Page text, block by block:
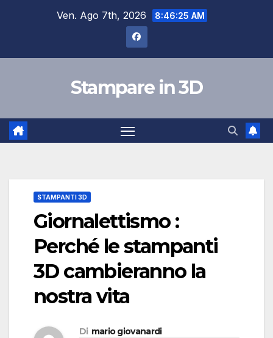
Ven. Ago 7th, 2026 8:46:26 AM
Stampare in 3D
STAMPANTI 3D
Giornalettismo :
Perché le stampanti
3D cambieranno la
nostra vita
Di mario giovanardi